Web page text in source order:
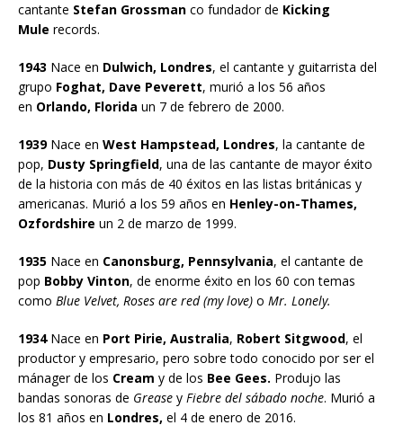
cantante Stefan Grossman co fundador de Kicking
Mule records.
1943 Nace en Dulwich, Londres, el cantante y guitarrista del
grupo Foghat, Dave Peverett, murió a los 56 años
en Orlando, Florida un 7 de febrero de 2000.
1939Nace en West Hampstead, Londres, la cantante de
pop, Dusty Springfield, una de las cantante de mayor éxito
de la historia con más de 40 éxitos en las listas británicas y
americanas. Murió a los 59 años en Henley-on-Thames,
Ozfordshire un 2 de marzo de 1999.
1935 Nace en Canonsburg, Pennsylvania, el cantante de
pop Bobby Vinton, de enorme éxito en los 60 con temas
como Blue Velvet, Roses are red (my love) o Mr. Lonely.
1934Nace en Port Pirie, Australia, Robert Sitgwood, el
productor y empresario, pero sobre todo conocido por ser el
mánager de los Cream y de los Bee Gees. Produjo las
bandas sonoras de Grease y Fiebre del sábado noche. Murió a
los 81 años en Londres, el 4 de enero de 2016.